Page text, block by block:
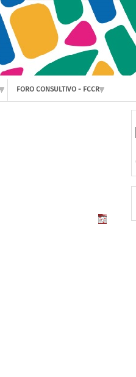
FORO CONSULTIVO - FCCR